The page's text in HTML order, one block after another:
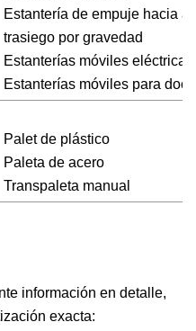
Estantería de empuje hacia
trasiego por gravedad
Estanterías móviles eléctricas
Estanterías móviles para
Palet de plástico
Paleta de acero
Transpaleta manual
información en detalle,
exacta: